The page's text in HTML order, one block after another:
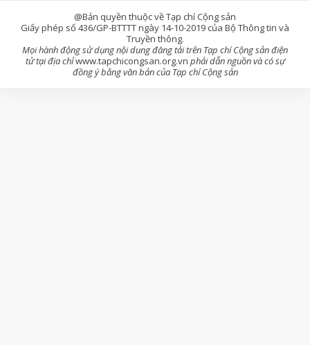
@Bản quyền thuộc về Tạp chí Cộng sản
Giấy phép số 436/GP-BTTTT ngày 14-10-2019 của Bộ Thông tin và
Truyền thông.
Mọi hành động sử dụng nội dung đăng tải trên Tạp chí Cộng sản điện
tử tại địa chỉwww.tapchicongsan.org.vn phải dẫn nguồn và có sự
đồng ý bằng văn bản của Tạp chí Cộng sản